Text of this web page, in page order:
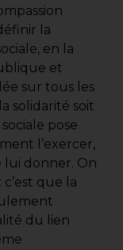
la
en la
et
sur tous les
solidarité soit
pose
l’exercer,
lui donner. On
que la
du lien